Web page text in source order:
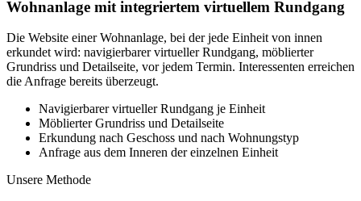
Wohnanlage mit integriertem virtuellem Rundgang
Die Website einer Wohnanlage, bei der jede Einheit von innen
erkundet wird: navigierbarer virtueller Rundgang, möblierter
Grundriss und Detailseite, vor jedem Termin. Interessenten erreichen
die Anfrage bereits überzeugt.
Navigierbarer virtueller Rundgang je Einheit
Möblierter Grundriss und Detailseite
Erkundung nach Geschoss und nach Wohnungstyp
Anfrage aus dem Inneren der einzelnen Einheit
Unsere Methode